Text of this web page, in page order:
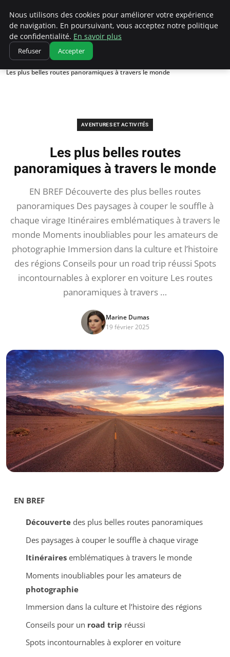
Correze Co
Accueil
Aventures et activités
Les plus belles routes panoramiques à travers le monde
AVENTURES ET ACTIVITÉS
Les plus belles routes
panoramiques à travers le monde
EN BREF Découverte des plus belles routes
panoramiques Des paysages à couper le souffle à
chaque virage Itinéraires emblématiques à travers le
monde Moments inoubliables pour les amateurs de
photographie Immersion dans la culture et l’histoire
des régions Conseils pour un road trip réussi Spots
incontournables à explorer en voiture Les routes
panoramiques à travers …
Marine Dumas
19 février 2025
EN BREF
Découvertedes plus belles routes panoramiques
Des paysages à couper le souffle à chaque virage
Itinérairesemblématiques à travers le monde
Moments inoubliables pour les amateurs de
photographie
Immersion dans la culture et l’histoire des régions
Conseils pour un road trip réussi
Spots incontournables à explorer en voiture
Nous utilisons des cookies pour améliorer votre expérience
de navigation. En poursuivant, vous acceptez notre politique
de confidentialité. En savoir plus
Refuser Accepter